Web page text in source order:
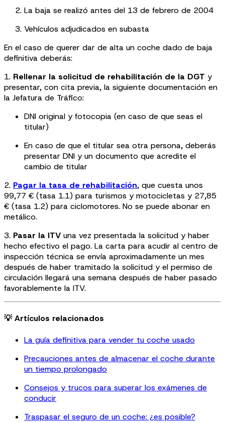
La baja se realizó antes del 13 de febrero de 2004
Vehículos adjudicados en subasta
En el caso de querer dar de alta un coche dado de baja
definitiva deberás:
1. Rellenar la solicitud de rehabilitación de la DGT y
presentar, con cita previa, la siguiente documentación en
la Jefatura de Tráfico:
DNI original y fotocopia (en caso de que seas el
titular)
En caso de que el titular sea otra persona, deberás
presentar DNI y un documento que acredite el
cambio de titular
2. Pagar la tasa de rehabilitación, que cuesta unos
99,77 € (tasa 1.1) para turismos y motocicletas y 27,85
€ (tasa 1.2) para ciclomotores. No se puede abonar en
metálico.
3. Pasar la ITV una vez presentada la solicitud y haber
hecho efectivo el pago. La carta para acudir al centro de
inspección técnica se envía aproximadamente un mes
después de haber tramitado la solicitud y el permiso de
circulación llegará una semana después de haber pasado
favorablemente la ITV.
💡 Artículos relacionados
La guía definitiva para vender tu coche usado
Precauciones antes de almacenar el coche durante
un tiempo prolongado
Consejos y trucos para superar los exámenes de
conducir
Traspasar el seguro de un coche: ¿es posible?